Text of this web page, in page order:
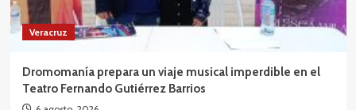
Veracruz
Dromomanía prepara un viaje musical imperdible en el
Teatro Fernando Gutiérrez Barrios